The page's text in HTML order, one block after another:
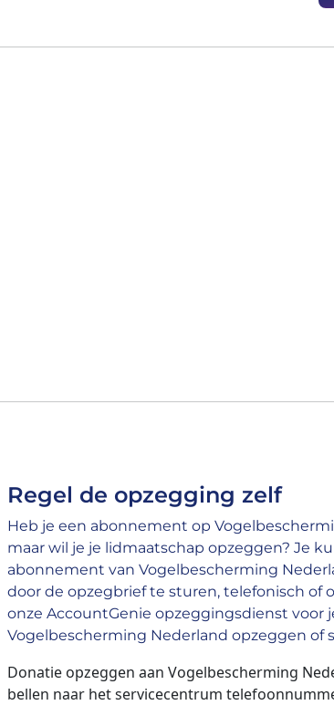
Regel de opzegging zelf
Heb je een abonnement op
maar wil je je lidmaatschap opzeggen? Je
abonnement van Vogelbescherming
door de opzegbrief te sturen, telefonisch of
onze AccountGenie opzeggingsdienst voor
Vogelbescherming Nederland opzeggen of
Donatie opzeggen aan Vogelbescherming
bellen naar het servicecentrum